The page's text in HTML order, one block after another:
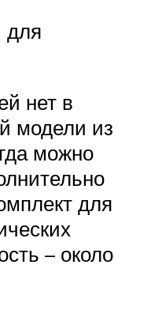
для
нет в
модели из
можно
для
– около